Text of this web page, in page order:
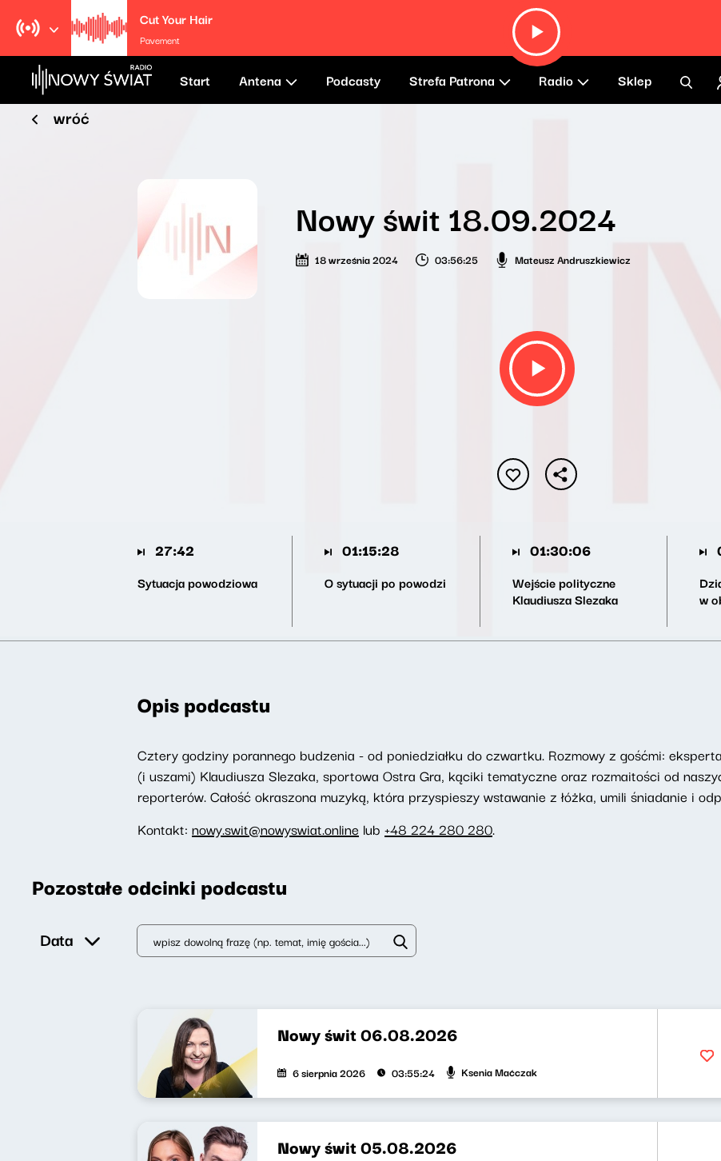
Cut Your Hair
Pavement
Start Antena Podcasty Strefa Patrona Radio Sklep
wróć
Nowy świt 18.09.2024
18 września 2024 03:56:25 Mateusz Andruszkiewicz
27:42
Sytuacja powodziowa
01:15:28
O sytuacji po powodzi
01:30:06
Wejście polityczne
Klaudiusza Slezaka
w
Opis podcastu
Cztery godziny porannego budzenia - od poniedziałku do czwartku. Rozmowy z gośćmi:
(i uszami) Klaudiusza Slezaka, sportowa Ostra Gra, kąciki tematyczne oraz rozmaitości od
reporterów. Całość okraszona muzyką, która przyspieszy wstawanie z łóżka, umili śniadanie i
Kontakt: nowy.swit@nowyswiat.online lub +48 224 280 280.
Pozostałe odcinki podcastu
Data
Nowy świt 06.08.2026
6 sierpnia 2026 03:55:24 Ksenia Maćczak
Nowy świt 05.08.2026